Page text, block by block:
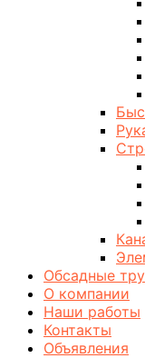
Обсадные
О компании
Наши работы
Контакты
Объявления